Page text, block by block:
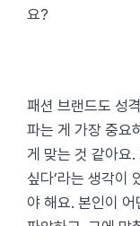
요?
패션 브랜드도 성
파는 게 가장 중요
게 맞는 것 같아요
싶다’라는 생각이
야 해요. 본인이